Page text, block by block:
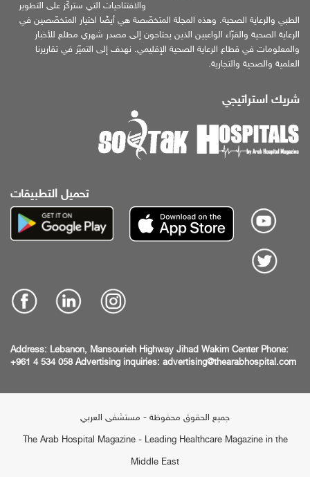
والافتتاحيات التي ستركّز على التطوير
الطبي والرعاية الصحية. وهذه المجلة المتخصّصة هي أيضًا اختيار المتخصّصين في
الرعاية الصحية والقرّاء الواعيين الذين يحتاجون إلى مصدر شهري مطلع للأخبار
والمعلومات في قطاع الرعاية الصحية الإقليمي. نهدف إلى التميّز في تقاريرنا
العلمية والصحية والتجارية.
شريك استراتيجي
تحميل التطبيقات
Address: Lebanon, Mansourieh Highway Jihad Wakim Center Phone:
+961 4 534 058 Advertising inquiries: advertising@thearabhospital.com
جميع الحقوق محفوظة - مستشفى العربي
The Arab Hospital Magazine - Leading Healthcare Magazine in the
Middle East